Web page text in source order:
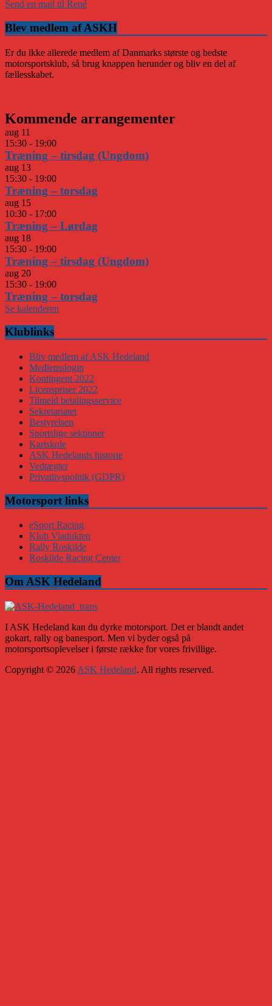
Send en mail til René
Blev medlem af ASKH
Er du ikke allerede medlem af Danmarks største og bedste
motorsportsklub, så brug knappen herunder og bliv en del af
fællesskabet.
Kommende arrangementer
aug 11
15:30 - 19:00
Træning – tirsdag (Ungdom)
aug 13
15:30 - 19:00
Træning – torsdag
aug 15
10:30 - 17:00
Træning – Lørdag
aug 18
15:30 - 19:00
Træning – tirsdag (Ungdom)
aug 20
15:30 - 19:00
Træning – torsdag
Se kalenderen
Klublinks
Bliv medlem af ASK Hedeland
Medlemslogin
Kontingent 2022
Licenspriser 2022
Tilmeld betalingsservice
Sekretariatet
Bestyrelsen
Sportslige sektioner
Kartskole
ASK Hedelands historie
Vedtægter
Privatlivspolitik (GDPR)
Motorsport links
eSport Racing
Klub Viadukten
Rally Roskilde
Roskilde Racing Center
Om ASK Hedeland
I ASK Hedeland kan du dyrke motorsport. Det er blandt andet
gokart, rally og banesport. Men vi byder også på
motorsportsoplevelser i første række for vores frivillige.
Copyright © 2026 ASK Hedeland. All rights reserved.